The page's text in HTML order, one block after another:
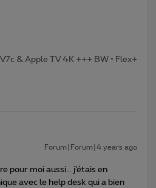
& Apple TV 4K +++ BW • Flex+
Forum|Forum|4 years ago
pour moi aussi… j’étais en
avec le help desk qui a bien